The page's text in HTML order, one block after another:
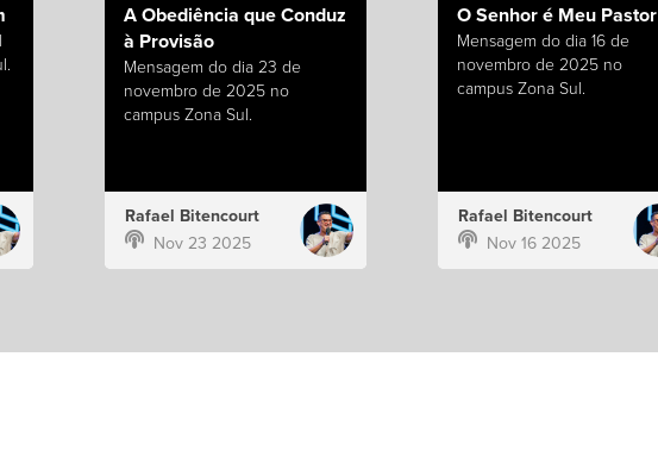
A Obediência que Conduz
à Provisão
Mensagem do dia 23 de
novembro de 2025 no
campus Zona Sul.
Rafael Bitencourt
Nov 23 2025
O Senhor é Meu Pastor
Mensagem do dia 16 de
novembro de 2025 no
campus Zona Sul.
Rafael Bitencourt
Nov 16 2025